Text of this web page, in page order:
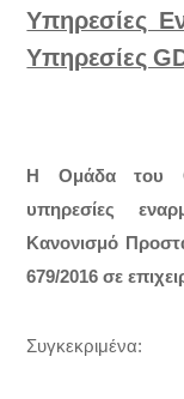
Υπηρεσίες
Υπηρεσίες
Η Ομάδα του
υπηρεσίες
Κανονισμό
679/2016 σε
Συγκεκριμένα: